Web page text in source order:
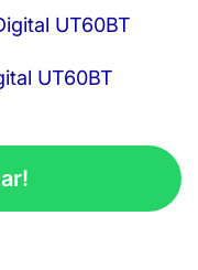
UT60BT